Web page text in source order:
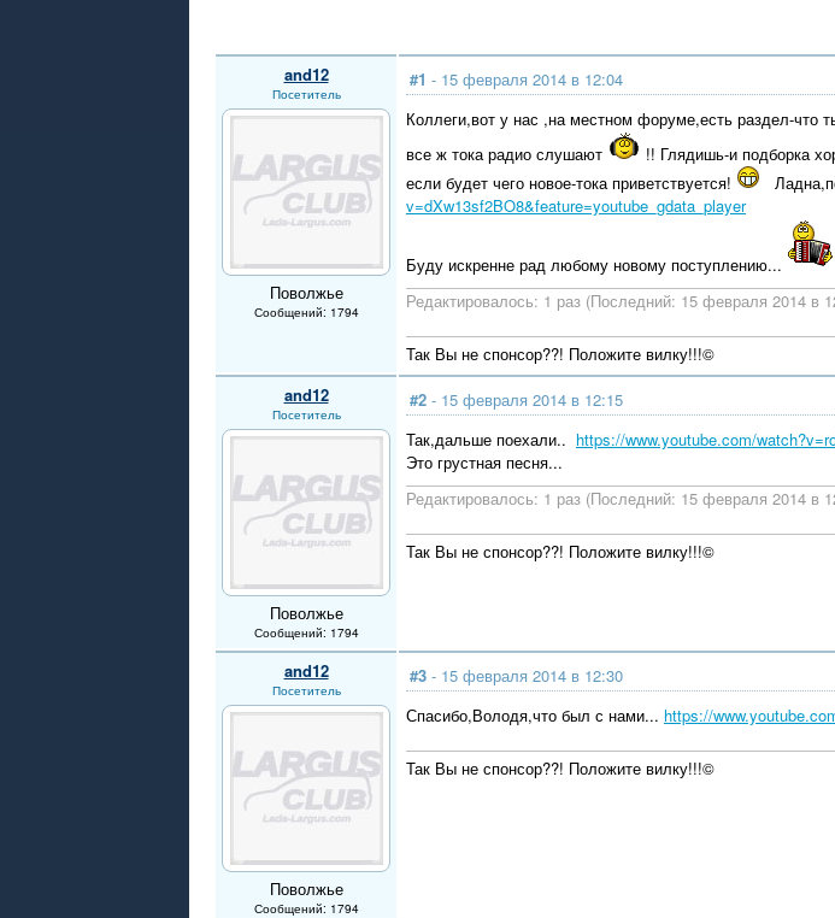
and12
Посетитель
Поволжье
Сообщений: 1794
#1 - 15 февраля 2014 в 12:04
Коллеги,вот у нас ,на местном форуме,есть раздел-
все ж тока радио слушают
!! Глядишь-и подборка
если будет чего новое-тока приветствуется!
v=dXw13sf2BO8&feature=youtube_gdata_player
Буду искренне рад любому новому поступлению...
Редактировалось: 1 раз (Последний: 15 февраля 2014 в
Так Вы не спонсор??! Положите вилку!!!©
and12
Посетитель
Поволжье
Сообщений: 1794
#2 - 15 февраля 2014 в 12:15
Так,дальше поехали.. https://www.youtube.com/
Это грустная песня...
Редактировалось: 1 раз (Последний: 15 февраля 2014 в
Так Вы не спонсор??! Положите вилку!!!©
and12
Посетитель
Поволжье
Сообщений: 1794
#3 - 15 февраля 2014 в 12:30
Спасибо,Володя,что был с нами... https://
Так Вы не спонсор??! Положите вилку!!!©